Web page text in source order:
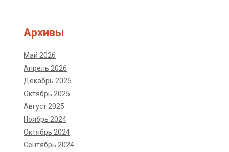
Архивы
Май 2026
Апрель 2026
Декабрь 2025
Октябрь 2025
Август 2025
Ноябрь 2024
Октябрь 2024
Сентябрь 2024